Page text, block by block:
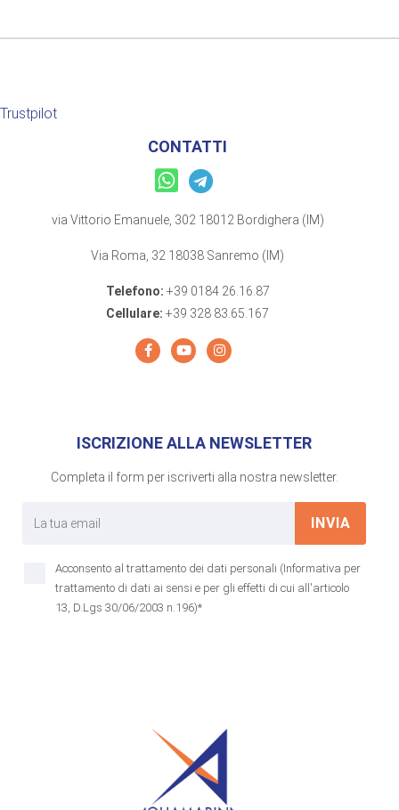
Trustpilot
CONTATTI
via Vittorio Emanuele, 302 18012 Bordighera (IM)
Via Roma, 32 18038 Sanremo (IM)
Telefono: +39 0184 26.16.87
Cellulare: +39 328 83.65.167
ISCRIZIONE ALLA NEWSLETTER
Completa il form per iscriverti alla nostra newsletter.
INVIA
Acconsento al trattamento dei dati personali (Informativa per
trattamento di dati ai sensi e per gli effetti di cui all'articolo
13, D.Lgs 30/06/2003 n.196)*